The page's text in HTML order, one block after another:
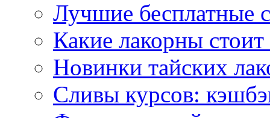
Лучшие бесплатные
Какие лакорны стоит
Новинки тайских
Сливы курсов: